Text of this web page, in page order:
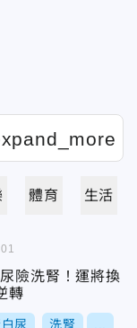
體育 生活
險洗腎！運將換
轉
尿 洗腎